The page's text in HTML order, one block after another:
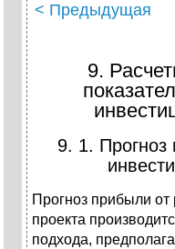
< Предыдущая
9.
9. 1. Прогноз
Прогноз прибыли от
проекта
подхода,